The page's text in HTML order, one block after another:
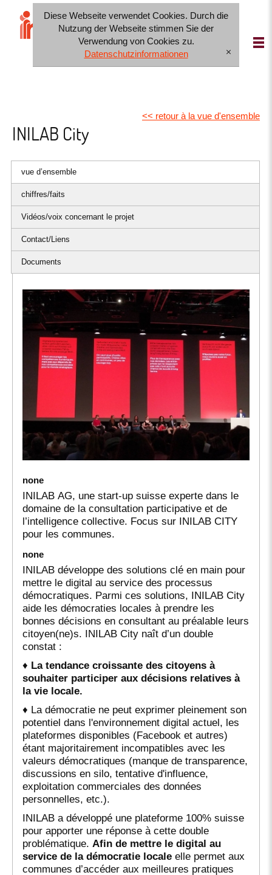
Diese Webseite verwendet Cookies. Durch die
Nutzung der Webseite stimmen Sie der
Verwendung von Cookies zu.
Datenschutzinformationen
[x]
IT FR DE
<< retour à la vue d'ensemble
INILAB City
vue d’ensemble
chiffres/faits
Vidéos/voix concernant le projet
Contact/Liens
Documents
none
INILAB AG, une start-up suisse experte dans le
domaine de la consultation participative et de
l’intelligence collective. Focus sur INILAB CITY
pour les communes.
none
INILAB développe des solutions clé en main pour
mettre le digital au service des processus
démocratiques. Parmi ces solutions, INILAB City
aide les démocraties locales à prendre les
bonnes décisions en consultant au préalable leurs
citoyen(ne)s. INILAB City naît d’un double
constat :
♦ La tendance croissante des citoyens à
souhaiter participer aux décisions relatives à
la vie locale.
♦ La démocratie ne peut exprimer pleinement son
potentiel dans l'environnement digital actuel, les
plateformes disponibles (Facebook et autres)
étant majoritairement incompatibles avec les
valeurs démocratiques (manque de transparence,
discussions en silo, tentative d'influence,
exploitation commerciales des données
personnelles, etc.).
INILAB a développé une plateforme 100% suisse
pour apporter une réponse à cette double
problématique. Afin de mettre le digital au
service de la démocratie locale elle permet aux
communes d’accéder aux meilleures pratiques